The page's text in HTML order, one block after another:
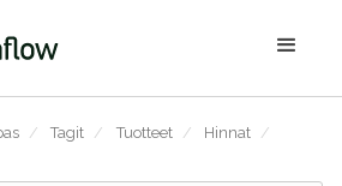
/ Tagit / Tuotteet / Hinnat /